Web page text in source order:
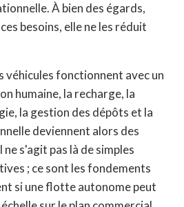
À bien des égards,
besoins, elle ne les réduit
véhicules fonctionnent avec un
humaine, la recharge, la
la gestion des dépôts et la
deviennent alors des
s'agit pas là de simples
; ce sont les fondements
si une flotte autonome peut